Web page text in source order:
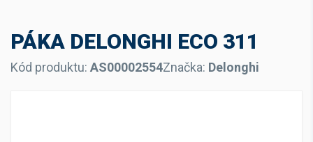
PÁKA DELONGHI ECO 311
Kód produktu: AS00002554Značka: Delonghi